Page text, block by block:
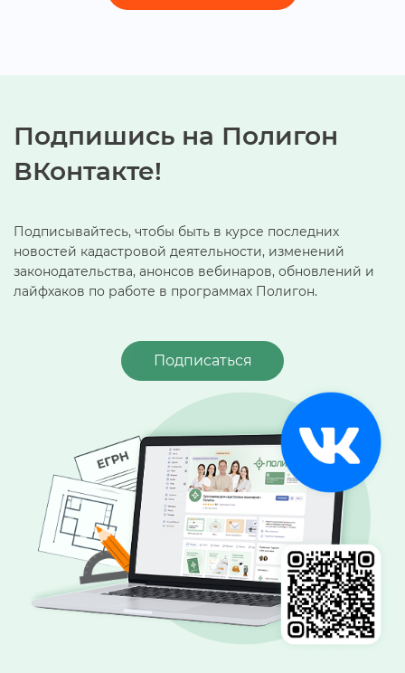
Подпишись на Полигон
Контакте!
Подписывайтесь, чтобы быть в курсе последних
новостей кадастровой деятельности, изменений
законодательства, анонсов вебинаров, обновлений и
лайфхаков по работе в программах Полигон.
Подписаться